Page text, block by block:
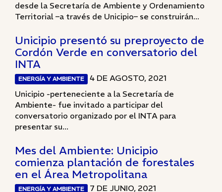
desde la Secretaría de Ambiente y Ordenamiento
Territorial –a través de Unicipio– se construirán...
Unicipio presentó su preproyecto de
Cordón Verde en conversatorio del
INTA
ENERGÍA Y AMBIENTE
4 DE AGOSTO, 2021
Unicipio -perteneciente a la Secretaría de
Ambiente- fue invitado a participar del
conversatorio organizado por el INTA para
presentar su...
Mes del Ambiente: Unicipio
comienza plantación de forestales
en el Área Metropolitana
ENERGÍA Y AMBIENTE
7 DE JUNIO, 2021